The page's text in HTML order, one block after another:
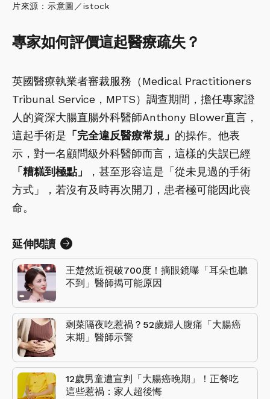
片來源：示意圖／istock
專家如何評價這起醫療疏失？
英國醫療執業者審裁服務（Medical Practitioners
Tribunal Service，MPTS）調查期間，擔任專家證
人的資深大腸直腸外科醫師Anthony Blower直言，
這起手術是 「完全違反醫療常規」 的操作。他表
示，對一名顧問級外科醫師而言，這樣的失誤已經
「糟糕到極點」
，甚至形容這是「從未見過的手術
方式」，若沒有及時再次開刀，患者極可能因此喪
命。
延伸閱讀
王楚然近視破700度！摘眼鏡曝「耳朵也聽
不到」醫師揭可能原因
剩菜隔夜吃惹禍？52歲婦人腹痛「大腸癌
末期」醫師示警
12歲男童遭宣判「大腸癌晚期」！正餐吃
這些惹禍：家人超後悔